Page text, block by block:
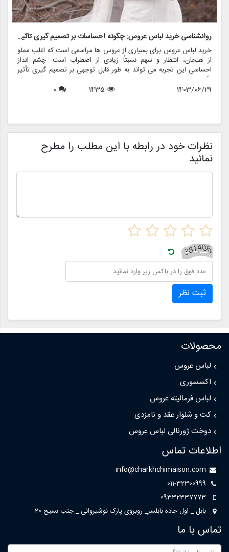
روانشناسی خرید لباس عروس: چگونه احساسات بر تصمیم گیری تأثیر می گذارد
خرید لباس عروس برای بسیاری از عروس ها مراسمی است که اغلب مملو
از هیجان، انتظار و سهم نسبتاً زیادی از اضطراب است. چشم انداز
احساسی این تجربه می تواند به طور قابل توجهی بر تصمیم گیری تأثیر
بگذارد و منجر به انتخاب هایی شود که نه تنها سبک شخصی بلکه عوامل
روانی عمیق تری را نیز منعکس می کند. در این مقاله، روانشناسی خرید
1403/06/29
1435
0
نظرات خود در رابطه با این مطلب را مطرح
نمائید
ثبت نظر
محصولات
لباس عروس
اکسسوری
لباس فرمالیته عروس
کت و شلوار عقد و نامزدی
دوخت ژورنالی لباس عروس
اطلاعات تماس
info@charkhchimaison.com
011-32300999
09332337773
بابل _ اول جاده بابلسر_ روبروی پارک نوشیروانی _ جنب بسیج 20
تماس با ما